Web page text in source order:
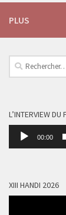
PLUS
Rechercher :
L’INTERVIEW
Lecteur
00:00
XIII HANDI 2026